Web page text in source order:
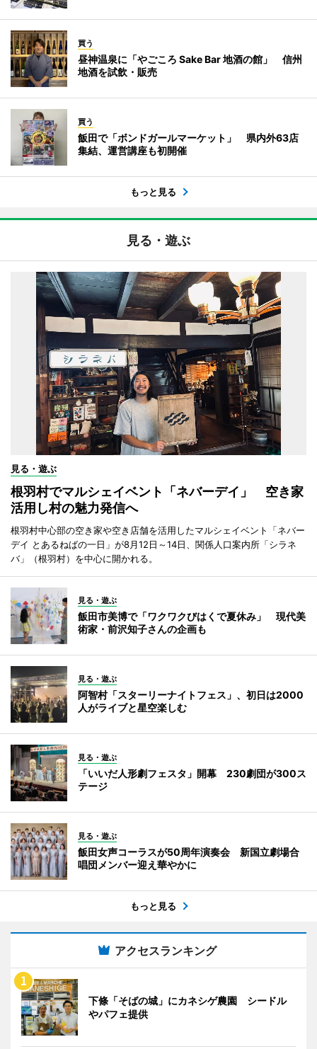
買う
昼神温泉に「やごころ Sake Bar 地酒の館」 信州
地酒を試飲・販売
買う
飯田で「ボンドガールマーケット」 県内外63店
集結、運営講座も初開催
もっと見る
見る・遊ぶ
見る・遊ぶ
根羽村でマルシェイベント「ネバーデイ」 空き家
活用し村の魅力発信へ
根羽村中心部の空き家や空き店舗を活用したマルシェイベント「ネバー
デイ とあるねばの一日」が8月12日～14日、関係人口案内所「シラネ
バ」（根羽村）を中心に開かれる。
見る・遊ぶ
飯田市美博で「ワクワクびはくで夏休み」 現代美
術家・前沢知子さんの企画も
見る・遊ぶ
阿智村「スターリーナイトフェス」、初日は2000
人がライブと星空楽しむ
見る・遊ぶ
「いいだ人形劇フェスタ」開幕 230劇団が300ス
テージ
見る・遊ぶ
飯田女声コーラスが50周年演奏会 新国立劇場合
唱団メンバー迎え華やかに
もっと見る
アクセスランキング
下條「そばの城」にカネシゲ農園 シードル
やパフェ提供